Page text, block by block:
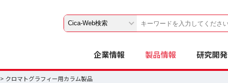
企業情報 製品情報 研究開発
> クロマトグラフィー用カラム製品